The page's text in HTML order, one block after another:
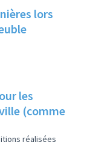
lors
les
(comme
réalisées